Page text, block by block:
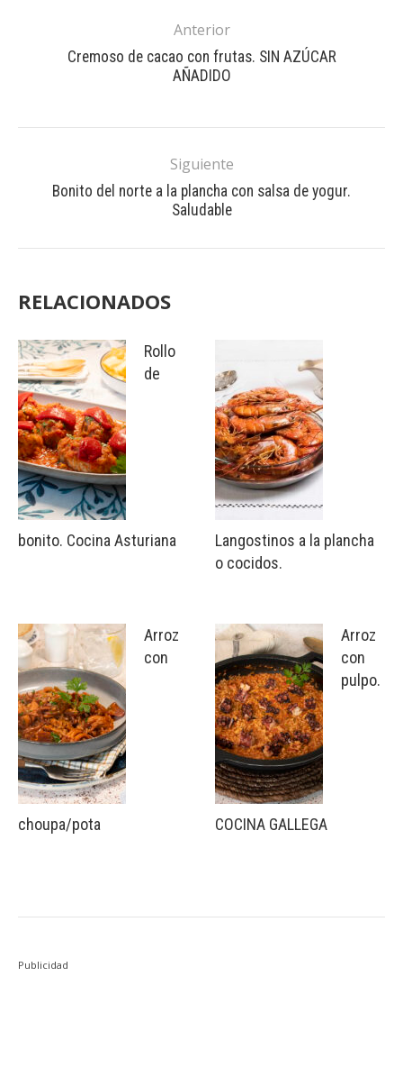
Anterior
Cremoso de cacao con frutas. SIN AZÚCAR
AÑADIDO
Siguiente
Bonito del norte a la plancha con salsa de yogur.
Saludable
RELACIONADOS
Rollo
de
bonito. Cocina Asturiana
Arroz
con
choupa/pota
Langostinos a la plancha
o cocidos.
Arroz
con
pulpo.
COCINA GALLEGA
Publicidad